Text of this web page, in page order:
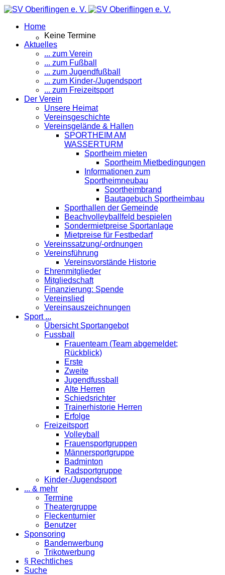
Home
Keine Termine
Aktuelles
... zum Verein
... zum Fußball
... zum Jugendfußball
... zum Kinder-/Jugendsport
... zum Freizeitsport
Der Verein
Unsere Heimat
Vereinsgeschichte
Vereinsgelände & Hallen
SPORTHEIM AM
WASSERTURM
Sportheim mieten
Sportheim Mietbedingungen
Informationen zum
Sportheimneubau
Sportheimbrand
Bautagebuch Sportheimbau
Sporthallen der Gemeinde
Beachvolleyballfeld bespielen
Sondermietpreise Sportanlage
Mietpreise für Festbedarf
Vereinssatzung/-ordnungen
Vereinsführung
Vereinsvorstände Historie
Ehrenmitglieder
Mitgliedschaft
Finanzierung: Spende
Vereinslied
Vereinsauszeichnungen
Sport ...
Übersicht Sportangebot
Fussball
Frauenteam (Team abgemeldet;
Rückblick)
Erste
Zweite
Jugendfussball
Alte Herren
Schiedsrichter
Trainerhistorie Herren
Erfolge
Freizeitsport
Volleyball
Frauensportgruppen
Männersportgruppe
Badminton
Radsportgruppe
Kinder-/Jugendsport
... & mehr
Termine
Theatergruppe
Fleckenturnier
Benutzer
Sponsoring
Bandenwerbung
Trikotwerbung
§ Rechtliches
Suche